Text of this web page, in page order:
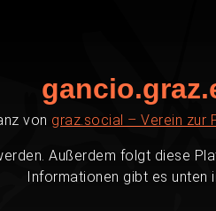
von graz.social – Verein zur
Außerdem folgt diese
Informationen gibt es unten